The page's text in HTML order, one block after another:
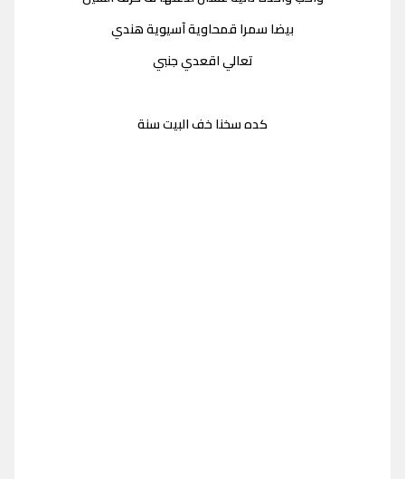
بيضا سمرا قمحاوية آسيوية هندي
تعالي اقعدي جنبي
كده سخنا خف البيت سنة